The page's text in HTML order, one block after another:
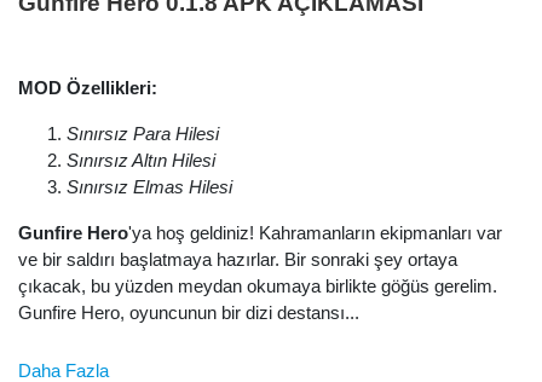
MOD Özellikleri:
Sınırsız Para Hilesi
Sınırsız Altın Hilesi
Sınırsız Elmas Hilesi
Gunfire Hero'ya hoş geldiniz! Kahramanların ekipmanları var
ve bir saldırı başlatmaya hazırlar. Bir sonraki şey ortaya
çıkacak, bu yüzden meydan okumaya birlikte göğüs gerelim.
Gunfire Hero, oyuncunun bir dizi destansı...
Daha Fazla